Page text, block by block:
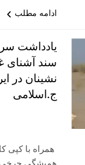
ادامه مطلب
یادداشت
سند آشنای
نشینان در
ج.اسلامی
همراه با کپی